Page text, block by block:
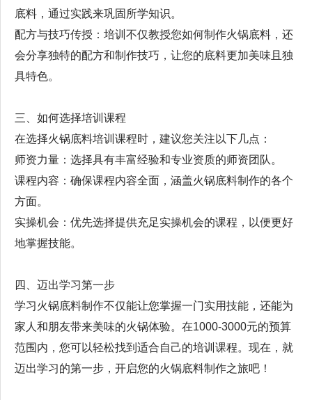
底料，通过实践来巩固所学知识。
配方与技巧传授：培训不仅教授您如何制作火锅底料，还
会分享独特的配方和制作技巧，让您的底料更加美味且独
具特色。
三、如何选择培训课程
在选择火锅底料培训课程时，建议您关注以下几点：
师资力量：选择具有丰富经验和专业资质的师资团队。
课程内容：确保课程内容全面，涵盖火锅底料制作的各个
方面。
实操机会：优先选择提供充足实操机会的课程，以便更好
地掌握技能。
四、迈出学习第一步
学习火锅底料制作不仅能让您掌握一门实用技能，还能为
家人和朋友带来美味的火锅体验。在1000-3000元的预算
范围内，您可以轻松找到适合自己的培训课程。现在，就
迈出学习的第一步，开启您的火锅底料制作之旅吧！